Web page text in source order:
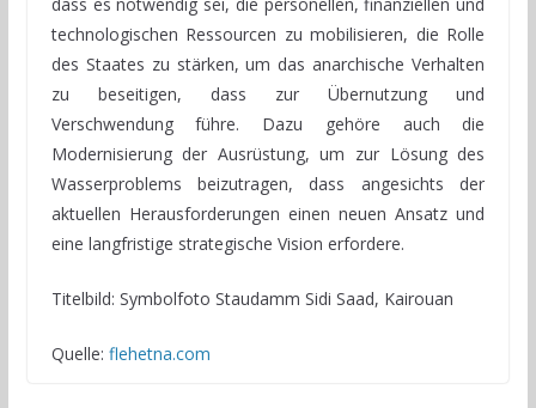
dass es notwendig sei, die personellen, finanziellen und
technologischen Ressourcen zu mobilisieren, die Rolle
des Staates zu stärken, um das anarchische Verhalten
zu beseitigen, dass zur Übernutzung und
Verschwendung führe. Dazu gehöre auch die
Modernisierung der Ausrüstung, um zur Lösung des
Wasserproblems beizutragen, dass angesichts der
aktuellen Herausforderungen einen neuen Ansatz und
eine langfristige strategische Vision erfordere.
Titelbild: Symbolfoto Staudamm Sidi Saad, Kairouan
Quelle: flehetna.com